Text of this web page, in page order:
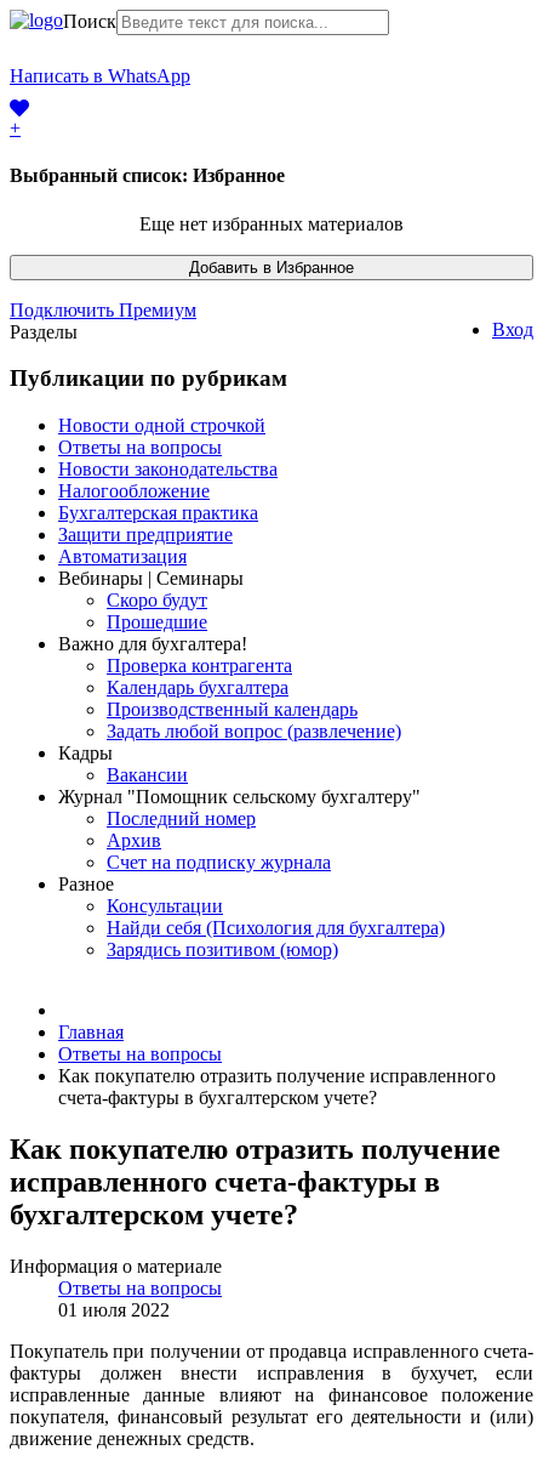
Поиск
Написать в WhatsApp
+
Выбранный список: Избранное
Еще нет избранных материалов
Подключить Премиум
Вход
Разделы
Публикации по рубрикам
Новости одной строчкой
Ответы на вопросы
Новости законодательства
Налогообложение
Бухгалтерская практика
Защити предприятие
Автоматизация
Вебинары | Семинары
Скоро будут
Прошедшие
Важно для бухгалтера!
Проверка контрагента
Календарь бухгалтера
Производственный календарь
Задать любой вопрос (развлечение)
Кадры
Вакансии
Журнал "Помощник сельскому бухгалтеру"
Последний номер
Архив
Счет на подписку журнала
Разное
Консультации
Найди себя (Психология для бухгалтера)
Зарядись позитивом (юмор)
Главная
Ответы на вопросы
Как покупателю отразить получение исправленного
счета-фактуры в бухгалтерском учете?
Как покупателю отразить получение
исправленного счета-фактуры в
бухгалтерском учете?
Информация о материале
Ответы на вопросы
01 июля 2022
Покупатель при получении от продавца исправленного счета-
фактуры должен внести исправления в бухучет, если
исправленные данные влияют на финансовое положение
покупателя, финансовый результат его деятельности и (или)
движение денежных средств.